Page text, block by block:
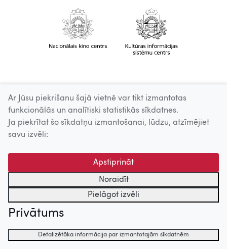
Ar Jūsu piekrišanu šajā vietnē var tikt izmantotas
funkcionālās un analītiski statistikās sīkdatnes.
Ja piekrītat šo sīkdatņu izmantošanai, lūdzu, atzīmējiet
savu izvēli:
Apstiprināt
Noraidīt
Pielāgot izvēli
Privātums
Detalizētāka informācija par izmantotajām sīkdatnēm